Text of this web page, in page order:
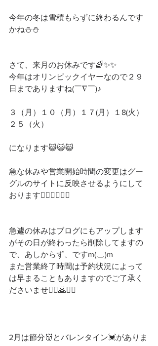
今年の冬は雪積もらずに終わるんです
かね⛄️⛄️
さて、来月のお休みです🌈✨✨
今年はオリンピックイヤーなので２９
日までありますね(￣∇￣)♪
３（月）１０（月）１７(月）１8(火）
２５（火）
になります😸😺😸
急な休みや営業開始時間の変更はグー
グルのサイトに反映させるようにして
おります💁‍♀️💁‍♀️💁‍♀️
急遽の休みはブログにもアップします
がその日が終わったら削除してますの
で、あしからず、ですm(._.)m
また営業終了時間は予約状況によって
は早まることもありますのでご了承く
ださいませ🙇‍♀️🙇🙇‍♂️
2月は節分👹とバレンタイン💓がありま